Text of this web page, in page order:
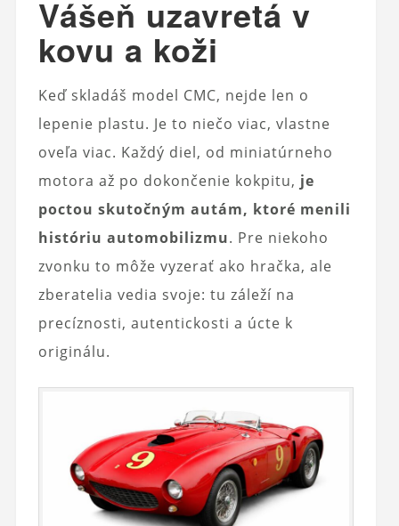
Vášeň uzavretá v
kovu a koži
Keď skladáš model CMC, nejde len o
lepenie plastu. Je to niečo viac, vlastne
oveľa viac. Každý diel, od miniatúrneho
motora až po dokončenie kokpitu, je
poctou skutočným autám, ktoré menili
históriu automobilizmu. Pre niekoho
zvonku to môže vyzerať ako hračka, ale
zberatelia vedia svoje: tu záleží na
precíznosti, autentickosti a úcte k
originálu.